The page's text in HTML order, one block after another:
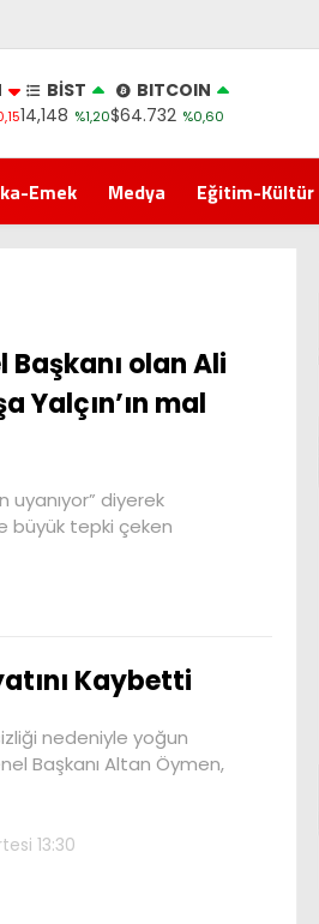
BİST
14,148 %1,20
BITCOIN
$64.732 %0,60
Emek Medya Eğitim-Kültür
Başkanı olan Ali
Yalçın’ın mal
uyanıyor” diyerek
büyük tepki çeken
Kaybetti
nedeniyle yoğun
Başkanı Altan Öymen,
13:30